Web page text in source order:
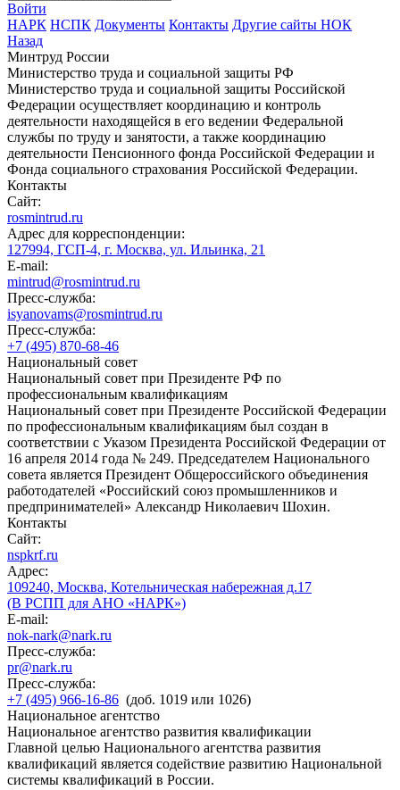
Войти
НАРК НСПК Документы Контакты Другие сайты НОК
Назад
Минтруд России
Министерство труда и социальной защиты РФ
Министерство труда и социальной защиты Российской
Федерации осуществляет координацию и контроль
деятельности находящейся в его ведении Федеральной
службы по труду и занятости, а также координацию
деятельности Пенсионного фонда Российской Федерации и
Фонда социального страхования Российской Федерации.
Контакты
Сайт:
rosmintrud.ru
Адрес для корреспонденции:
127994, ГСП-4, г. Москва, ул. Ильинка, 21
E-mail:
mintrud@rosmintrud.ru
Пресс-служба:
isyanovams@rosmintrud.ru
Пресс-служба:
+7 (495) 870-68-46
Национальный совет
Национальный совет при Президенте РФ по
профессиональным квалификациям
Национальный совет при Президенте Российской Федерации
по профессиональным квалификациям был создан в
соответствии с Указом Президента Российской Федерации от
16 апреля 2014 года № 249. Председателем Национального
совета является Президент Общероссийского объединения
работодателей «Российский союз промышленников и
предпринимателей» Александр Николаевич Шохин.
Контакты
Сайт:
nspkrf.ru
Адрес:
109240, Москва, Котельническая набережная д.17
(В РСПП для АНО «НАРК»)
E-mail:
nok-nark@nark.ru
Пресс-служба:
pr@nark.ru
Пресс-служба:
+7 (495) 966-16-86 (доб. 1019 или 1026)
Национальное агентство
Национальное агентство развития квалификации
Главной целью Национального агентства развития
квалификаций является содействие развитию Национальной
системы квалификаций в России.